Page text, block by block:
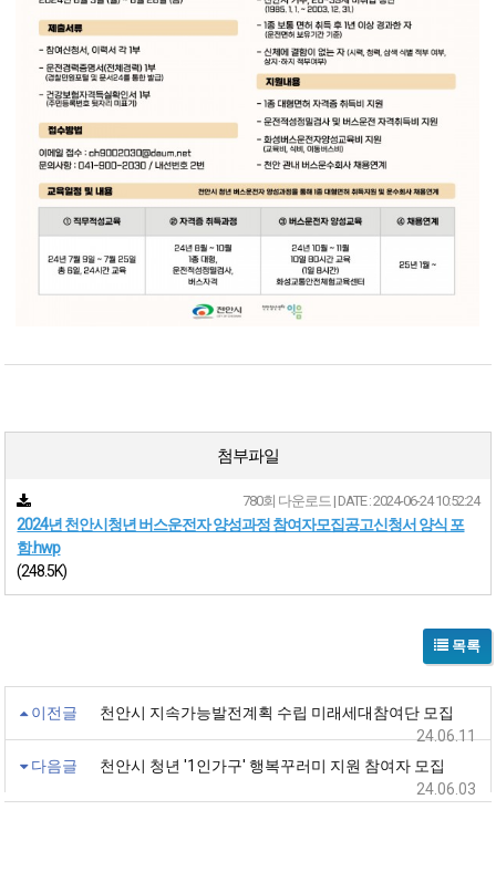
첨부파일
2024년 천안시청년 버스운전자 양성과정 참여자모집공고신청서 양식 포
함.hwp
(248.5K)
780회 다운로드 | DATE : 2024-06-24 10:52:24
목록
이전글
천안시 지속가능발전계획 수립 미래세대참여단 모집
24.06.11
다음글
천안시 청년 '1인가구' 행복꾸러미 지원 참여자 모집
24.06.03